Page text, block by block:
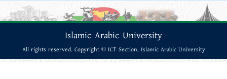
Islamic Arabic University
All rights reserved. Copyright © ICT Section, Islamic Arabic University